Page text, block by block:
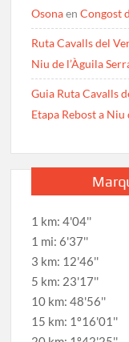
OsonaenCongost
Ruta Cavalls del
Niu de l’Àguila
Guia Ruta Cavalls
Etapa Rebost a Niu
1 km: 4'04''
1 mi: 6'37''
3 km: 12'46''
5 km: 23'17''
10 km: 48'56''
15 km: 1º16'01''